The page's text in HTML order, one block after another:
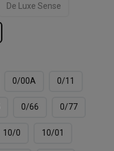
De Luxe Sense
0/00А 0/11
0/66 0/77
10/0 10/01